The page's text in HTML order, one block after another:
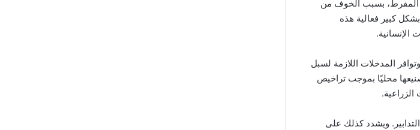
المفرط، بسبب الخوف من
كبير فعالية هذه
الإنسانية.
المدخلات اللازمة لسبل
محليًا بموجب تراخيص
ويشدد كذلك على